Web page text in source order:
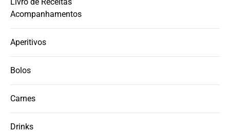
Acompanhamentos
Aperitivos
Bolos
Carnes
Drinks